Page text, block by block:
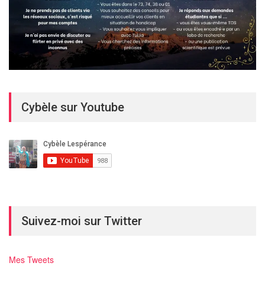
Cybèle sur Youtube
Suivez-moi sur Twitter
Mes Tweets